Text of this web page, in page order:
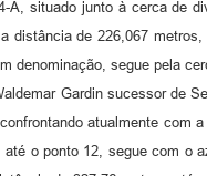
A, situado junto à cerca de
distância de 226,067
denominação, segue pela
Gardin sucessor de
atualmente com
o ponto 12, segue com o